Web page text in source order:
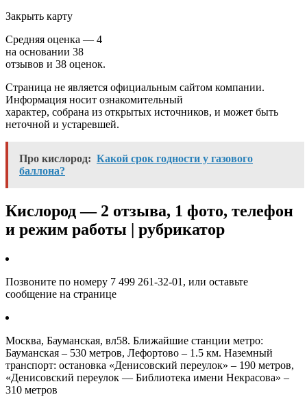
Закрыть карту
Средняя оценка — 4
на основании 38
отзывов и 38 оценок.
Страница не является официальным сайтом компании.
Информация носит ознакомительный
характер, собрана из открытых источников, и может быть
неточной и устаревшей.
Про кислород: Какой срок годности у газового
баллона?
Кислород — 2 отзыва, 1 фото, телефон
и режим работы | рубрикатор
Позвоните по номеру 7 499 261-32-01, или оставьте
сообщение на странице
Москва, Бауманская, вл58. Ближайшие станции метро:
Бауманская – 530 метров, Лефортово – 1.5 км. Наземный
транспорт: остановка «Денисовский переулок» – 190 метров,
«Денисовский переулок — Библиотека имени Некрасова» –
310 метров